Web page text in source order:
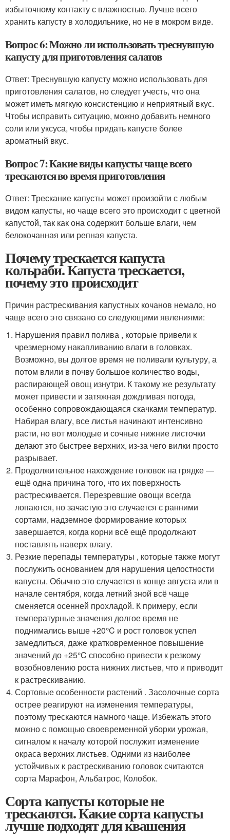
избыточному контакту с влажностью. Лучше всего
хранить капусту в холодильнике, но не в мокром виде.
Вопрос 6: Можно ли использовать треснувшую
капусту для приготовления салатов
Ответ: Треснувшую капусту можно использовать для
приготовления салатов, но следует учесть, что она
может иметь мягкую консистенцию и неприятный вкус.
Чтобы исправить ситуацию, можно добавить немного
соли или уксуса, чтобы придать капусте более
ароматный вкус.
Вопрос 7: Какие виды капусты чаще всего
трескаются во время приготовления
Ответ: Трескание капусты может произойти с любым
видом капусты, но чаще всего это происходит с цветной
капустой, так как она содержит больше влаги, чем
белокочанная или репная капуста.
Почему трескается капуста
кольраби. Капуста трескается,
почему это происходит
Причин растрескивания капустных кочанов немало, но
чаще всего это связано со следующими явлениями:
Нарушения правил полива , которые привели к
чрезмерному накапливанию влаги в головках.
Возможно, вы долгое время не поливали культуру, а
потом влили в почву большое количество воды,
распирающей овощ изнутри. К такому же результату
может привести и затяжная дождливая погода,
особенно сопровождающаяся скачками температур.
Набирая влагу, все листья начинают интенсивно
расти, но вот молодые и сочные нижние листочки
делают это быстрее верхних, из-за чего вилки просто
разрывает.
Продолжительное нахождение головок на грядке —
ещё одна причина того, что их поверхность
растрескивается. Перезревшие овощи всегда
лопаются, но зачастую это случается с ранними
сортами, надземное формирование которых
завершается, когда корни всё ещё продолжают
поставлять наверх влагу.
Резкие перепады температуры , которые также могут
послужить основанием для нарушения целостности
капусты. Обычно это случается в конце августа или в
начале сентября, когда летний зной всё чаще
сменяется осенней прохладой. К примеру, если
температурные значения долгое время не
поднимались выше +20°C и рост головок успел
замедлиться, даже кратковременное повышение
значений до +25°C способно привести к резкому
возобновлению роста нижних листьев, что и приводит
к растрескиванию.
Сортовые особенности растений . Засолочные сорта
острее реагируют на изменения температуры,
поэтому трескаются намного чаще. Избежать этого
можно с помощью своевременной уборки урожая,
сигналом к началу которой послужит изменение
окраса верхних листьев. Одними из наиболее
устойчивых к растрескиванию головок считаются
сорта Марафон, Альбатрос, Колобок.
Сорта капусты которые не
трескаются. Какие сорта капусты
лучше подходят для квашения